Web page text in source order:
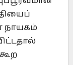
நாயகம்